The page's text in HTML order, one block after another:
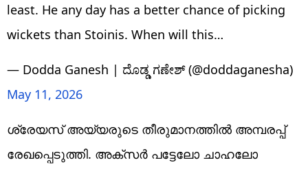
least. He any day has a better chance of picking
wickets than Stoinis. When will this…
— Dodda Ganesh | ದೊಡ್ಡ ಗಣೇಶ್ (@doddaganesha)
May 11, 2026
ശ്രേയസ് അയ്യരുടെ തീരുമാനത്തില്‍ അമ്പരപ്പ്
രേഖപ്പെടുത്തി. അക്സർ പട്ടേലോ ചാഹലോ